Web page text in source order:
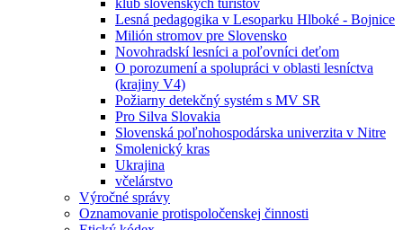
Lesná pedagogika v Lesoparku Hlboké - Bojnice
Milión stromov pre Slovensko
Novohradskí lesníci a poľovníci deťom
O porozumení a spolupráci v oblasti lesníctva
(krajiny V4)
Požiarny detekčný systém s MV SR
Pro Silva Slovakia
Slovenská poľnohospodárska univerzita v Nitre
Smolenický kras
Ukrajina
včelárstvo
Výročné správy
Oznamovanie protispoločenskej činnosti